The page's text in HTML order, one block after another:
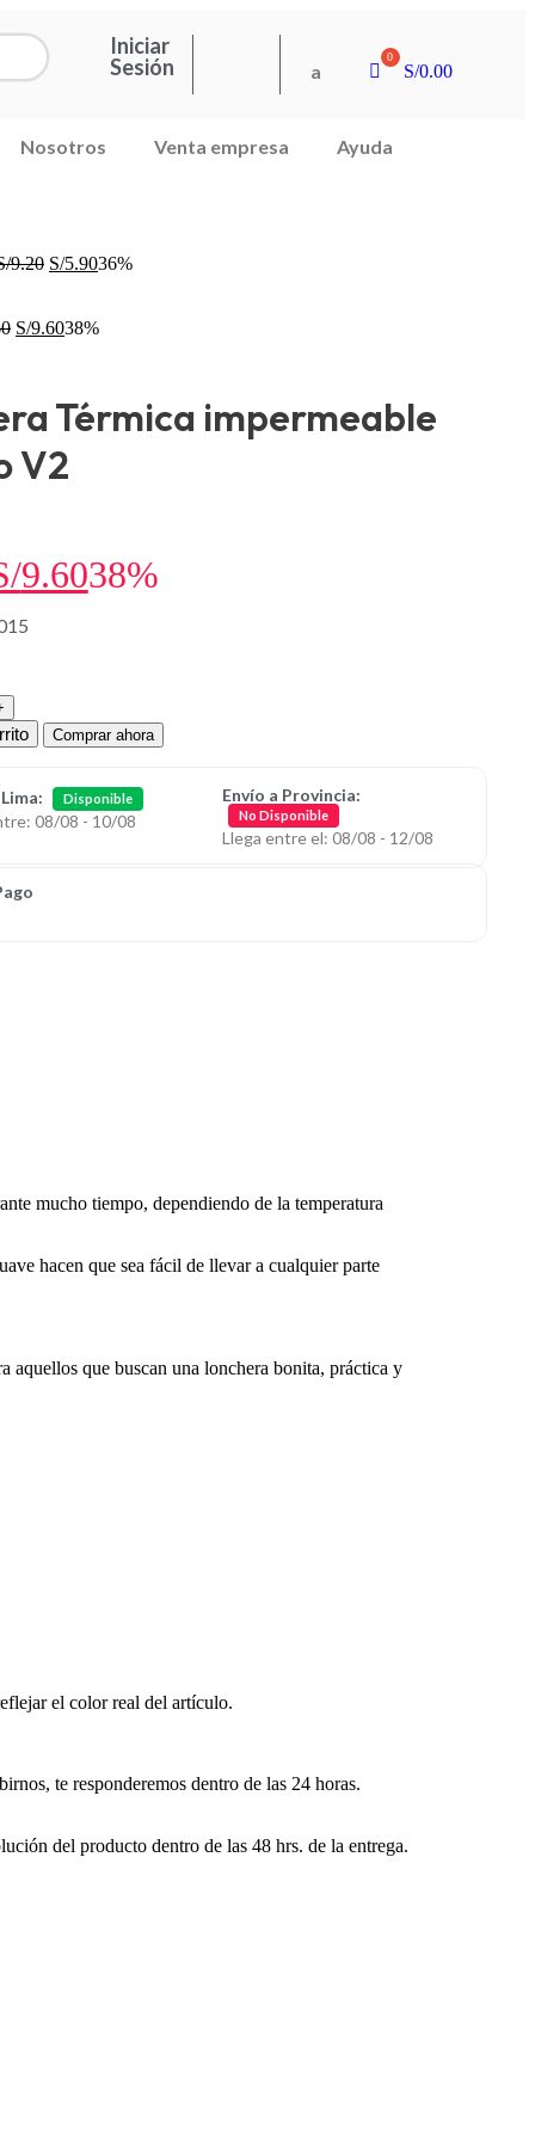
Iniciar
Sesión
a S/0.00
Nosotros Venta empresa Ayuda
9.20 S/5.9036%
S/9.6038%
Térmica impermeable
V2
9.6038%
Comprar ahora
Disponible
08/08 - 10/08
Envío a Provincia:
No Disponible
Llega entre el: 08/08 - 12/08
mucho tiempo, dependiendo de la temperatura
hacen que sea fácil de llevar a cualquier parte
aquellos que buscan una lonchera bonita, práctica y
el color real del artículo.
te responderemos dentro de las 24 horas.
del producto dentro de las 48 hrs. de la entrega.